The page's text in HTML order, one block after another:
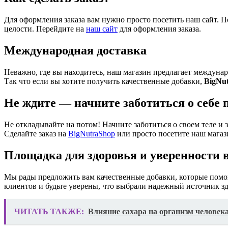
Для оформления заказа вам нужно просто посетить наш сайт.
целости. Перейдите на наш сайт для оформления заказа.
Международная доставка
Неважно, где вы находитесь, наш магазин предлагает
Так что если вы хотите получить качественные добавки,
Не ждите — начните заботиться о себе
Не откладывайте на потом! Начните заботиться о своем теле
Сделайте заказ на BigNutraShop или просто посетите наш
Площадка для здоровья и уверенности
Мы рады предложить вам качественные добавки, которые
клиентов и будьте уверены, что выбрали надежный источник
ЧИТАТЬ ТАКЖЕ: Влияние сахара на организм